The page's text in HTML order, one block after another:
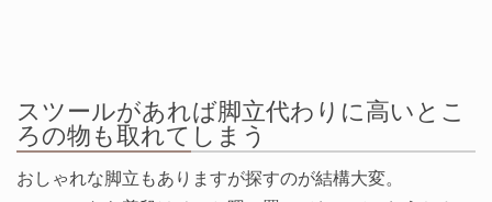
スツールがあれば脚立代わりに高いとこ
ろの物も取れてしまう
おしゃれな脚立もありますが探すのが結構大変。